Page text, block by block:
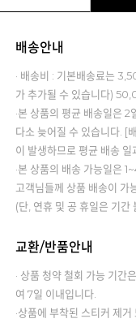
배송안내
· 배송비 : 기본배송료는
가 추가될 수 있습니다)
·본 상품의 평균 배송일은
다소 늦어질 수 있습니다. [
이 발생하므로 평균 배송
·본 상품의 배송 가능일은
고객님들께 상품 배송이 가
(단, 연휴 및 공 휴일은 기간
교환/반품안내
· 상품 청약 철회 가능 기간
여 7일 이내입니다.
·상품에 부착된 스티커 제